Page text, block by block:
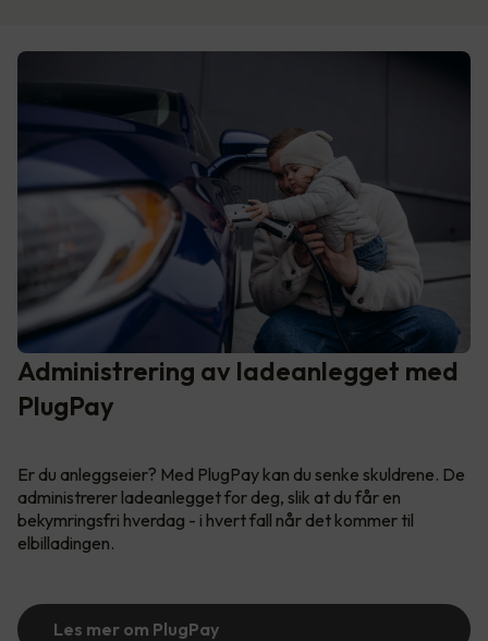
Administrering av ladeanlegget med
PlugPay
Er du anleggseier? Med PlugPay kan du senke skuldrene. De
administrerer ladeanlegget for deg, slik at du får en
bekymringsfri hverdag - i hvert fall når det kommer til
elbilladingen.
Les mer om PlugPay